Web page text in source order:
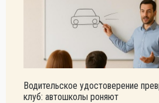
Водительское удостоверение
клуб: автошколы роняют